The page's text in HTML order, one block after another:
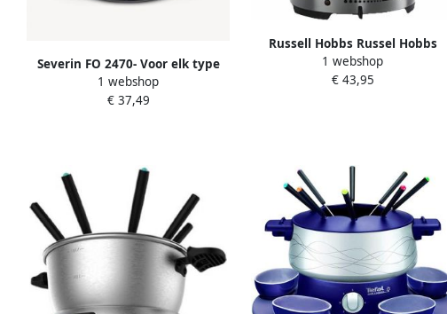
Severin FO 2470- Voor elk type
fondue 8 personen
Vaatwasbestendige RVS pan en
1 webshop
€ 37,49
Russell Hobbs Russel Hobbs
Fiesta Fondue Maker | Fondue |
Keuken&Koken Fun cooking |
1 webshop
€ 43,95